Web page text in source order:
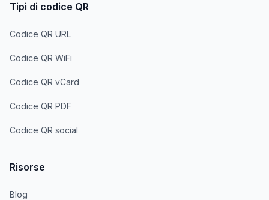
Tipi di codice QR
Codice QR URL
Codice QR WiFi
Codice QR vCard
Codice QR PDF
Codice QR social
Risorse
Blog